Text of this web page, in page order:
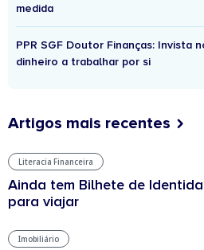
medida
PPR SGF Doutor Finanças: Invista
dinheiro a trabalhar por si
Artigos mais recentes
Literacia Financeira
Ainda tem Bilhete de
para viajar
Imobiliário